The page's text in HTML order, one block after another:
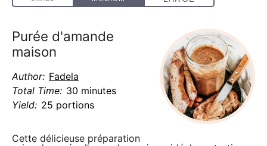
Purée d'amande
maison
Author: Fadela
Total Time: 30 minutes
Yield: 25 portions
Cette délicieuse préparation